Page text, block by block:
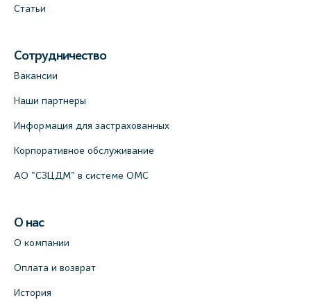
Статьи
Сотрудничество
Вакансии
Наши партнеры
Информация для застрахованных
Корпоративное обслуживание
АО "СЗЦДМ" в системе ОМС
О нас
О компании
Оплата и возврат
История